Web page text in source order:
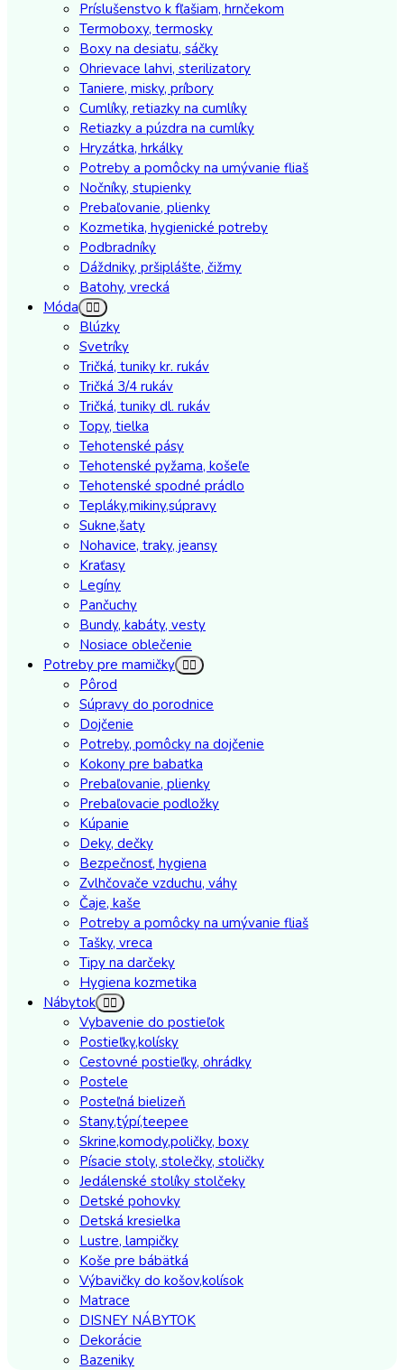
Príslušenstvo k fľašiam, hrnčekom
Termoboxy, termosky
Boxy na desiatu, sáčky
Ohrievace lahvi, sterilizatory
Taniere, misky, príbory
Cumlíky, retiazky na cumlíky
Retiazky a púzdra na cumlíky
Hryzátka, hrkálky
Potreby a pomôcky na umývanie fliaš
Nočníky, stupienky
Prebaľovanie, plienky
Kozmetika, hygienické potreby
Podbradníky
Dáždniky, pršiplášte, čižmy
Batohy, vrecká
Móda
Blúzky
Svetríky
Tričká, tuniky kr. rukáv
Tričká 3/4 rukáv
Tričká, tuniky dl. rukáv
Topy, tielka
Tehotenské pásy
Tehotenské pyžama, košeľe
Tehotenské spodné prádlo
Tepláky,mikiny,súpravy
Sukne,šaty
Nohavice, traky, jeansy
Kraťasy
Legíny
Pančuchy
Bundy, kabáty, vesty
Nosiace oblečenie
Potreby pre mamičky
Pôrod
Súpravy do porodnice
Dojčenie
Potreby, pomôcky na dojčenie
Kokony pre babatka
Prebaľovanie, plienky
Prebaľovacie podložky
Kúpanie
Deky, dečky
Bezpečnosť, hygiena
Zvlhčovače vzduchu, váhy
Čaje, kaše
Potreby a pomôcky na umývanie fliaš
Tašky, vreca
Tipy na darčeky
Hygiena kozmetika
Nábytok
Vybavenie do postieľok
Postieľky,kolísky
Cestovné postieľky, ohrádky
Postele
Posteľná bielizeň
Stany,týpí,teepee
Skrine,komody,poličky, boxy
Písacie stoly, stolečky, stoličky
Jedálenské stolíky stolčeky
Detské pohovky
Detská kresielka
Lustre, lampičky
Koše pre bábätká
Výbavičky do košov,kolísok
Matrace
DISNEY NÁBYTOK
Dekorácie
Bazeniky